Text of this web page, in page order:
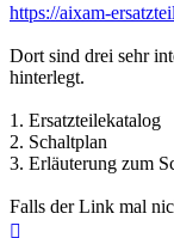
https://aixam-
Dort sind drei sehr
hinterlegt.
1. Ersatzteilekatalog
2. Schaltplan
3. Erläuterung zum
Falls der Link mal